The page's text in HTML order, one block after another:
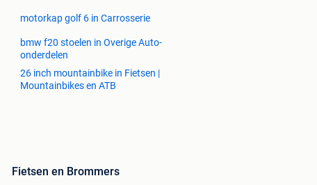
motorkap golf 6 in Carrosserie
bmw f20 stoelen in Overige Auto-
onderdelen
26 inch mountainbike in Fietsen |
Mountainbikes en ATB
Fietsen en Brommers